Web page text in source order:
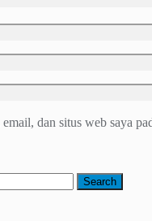
email, dan situs web saya